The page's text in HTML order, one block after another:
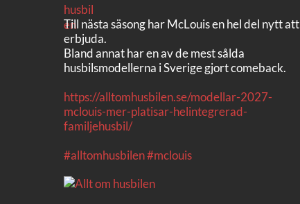
Till nästa säsong har McLouis en hel del nytt att
erbjuda.
Bland annat har en av de mest sålda
husbilsmodellerna i Sverige gjort comeback.
https://alltomhusbilen.se/modellar-2027-
mclouis-mer-platisar-helintegrerad-
familjehusbil/
#alltomhusbilen#mclouis